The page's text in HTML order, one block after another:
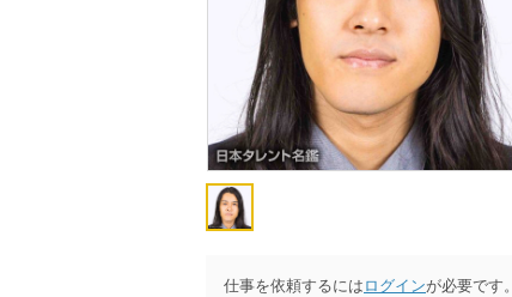
仕事を依頼するには ログインが必要です。